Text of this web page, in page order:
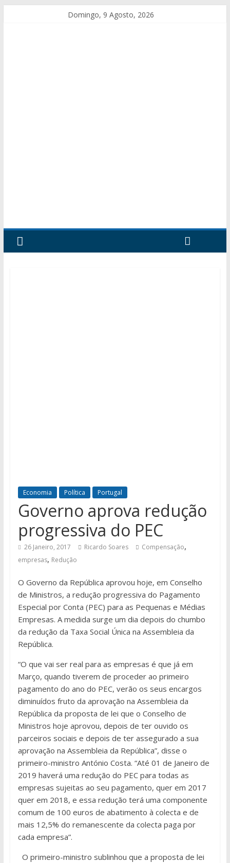
Domingo, 9 Agosto, 2026
Economia Política Portugal
Governo aprova redução
progressiva do PEC
26 Janeiro, 2017 Ricardo Soares Compensação,
empresas, Redução
O Governo da República aprovou hoje, em Conselho
de Ministros, a redução progressiva do Pagamento
Especial por Conta (PEC) para as Pequenas e Médias
Empresas. A medida surge um dia depois do chumbo
da redução da Taxa Social Única na Assembleia da
República.
“O que vai ser real para as empresas é que já em
Março, quando tiverem de proceder ao primeiro
pagamento do ano do PEC, verão os seus encargos
diminuídos fruto da aprovação na Assembleia da
República da proposta de lei que o Conselho de
Ministros hoje aprovou, depois de ter ouvido os
parceiros sociais e depois de ter assegurado a sua
aprovação na Assembleia da República”, disse o
primeiro-ministro António Costa. “Até 01 de Janeiro de
2019 haverá uma redução do PEC para todas as
empresas sujeitas ao seu pagamento, quer em 2017
quer em 2018, e essa redução terá uma componente
comum de 100 euros de abatimento à colecta e de
mais 12,5% do remanescente da colecta paga por
cada empresa”.
O primeiro-ministro sublinhou que a proposta de lei